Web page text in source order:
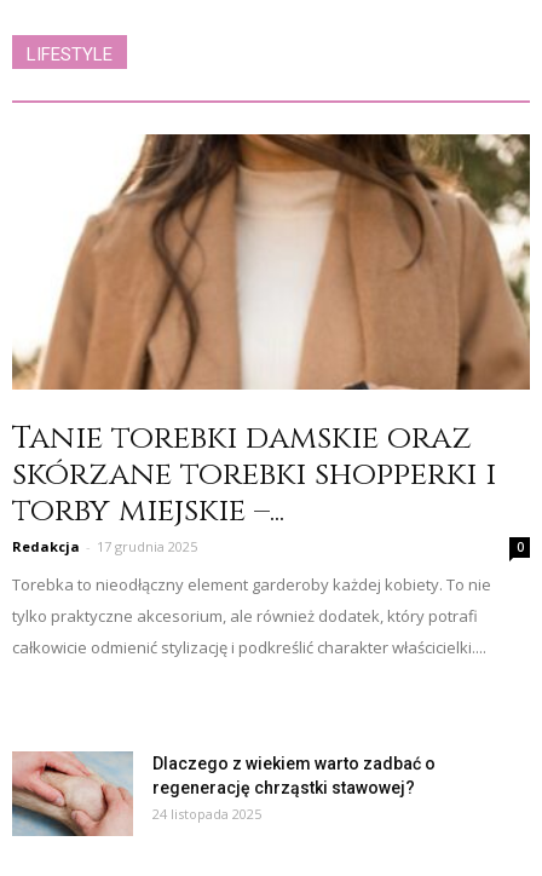
LIFESTYLE
Tanie torebki damskie oraz
skórzane torebki shopperki i
torby miejskie –...
Redakcja - 17 grudnia 2025 0
Torebka to nieodłączny element garderoby każdej kobiety. To nie
tylko praktyczne akcesorium, ale również dodatek, który potrafi
całkowicie odmienić stylizację i podkreślić charakter właścicielki....
Dlaczego z wiekiem warto zadbać o
regenerację chrząstki stawowej?
24 listopada 2025